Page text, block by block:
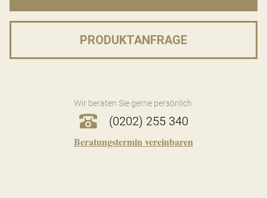
PRODUKTANFRAGE
Wir beraten Sie gerne persönlich:
(0202) 255 340
Beratungstermin vereinbaren